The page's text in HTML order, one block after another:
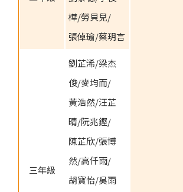
樺/勞貝兒/
張倬瑜/蔡玥言
三年級
劉芷浠/梁杰
俊/麥均而/
黃浩然/汪芷
晴/阮兆鏗/
陳芷欣/張博
然/高仟雨/
胡寶怡/吳雨